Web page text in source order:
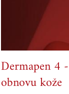
Dermapen 4
obnovu kože